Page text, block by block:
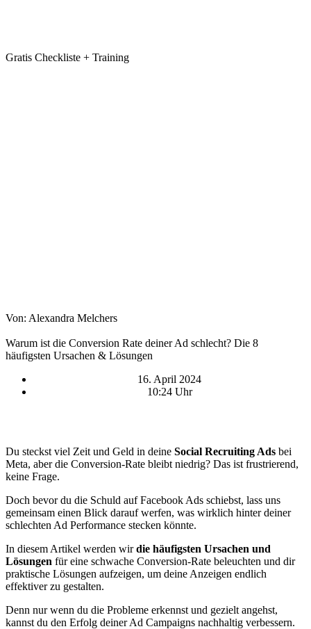
Gratis Checkliste + Training
Von: Alexandra Melchers
Warum ist die Conversion Rate deiner Ad schlecht? Die 8
häufigsten Ursachen & Lösungen
16. April 2024
10:24 Uhr
Du steckst viel Zeit und Geld in deine Social Recruiting Ads bei
Meta, aber die Conversion-Rate bleibt niedrig? Das ist frustrierend,
keine Frage.
Doch bevor du die Schuld auf Facebook Ads schiebst, lass uns
gemeinsam einen Blick darauf werfen, was wirklich hinter deiner
schlechten Ad Performance stecken könnte.
In diesem Artikel werden wirdie häufigsten Ursachen und
Lösungen für eine schwache Conversion-Rate beleuchten und dir
praktische Lösungen aufzeigen, um deine Anzeigen endlich
effektiver zu gestalten.
Denn nur wenn du die Probleme erkennst und gezielt angehst,
kannst du den Erfolg deiner Ad Campaigns nachhaltig verbessern.